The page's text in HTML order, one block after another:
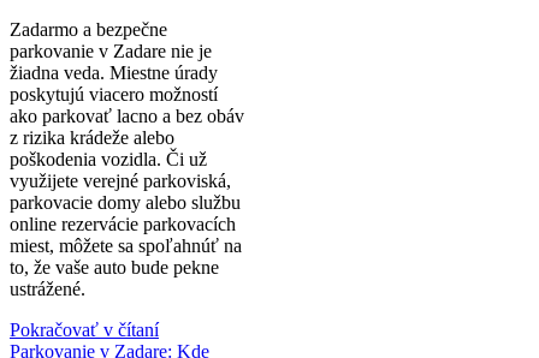
Zadarmo a bezpečne
parkovanie v Zadare nie je
žiadna veda. Miestne úrady
poskytujú viacero možností
ako parkovať lacno a bez obáv
z rizika krádeže alebo
poškodenia vozidla. Či už
využijete verejné parkoviská,
parkovacie domy alebo službu
online rezervácie parkovacích
miest, môžete sa spoľahnúť na
to, že vaše auto bude pekne
ustrážené.
Pokračovať v čítaní
Parkovanie v Zadare: Kde